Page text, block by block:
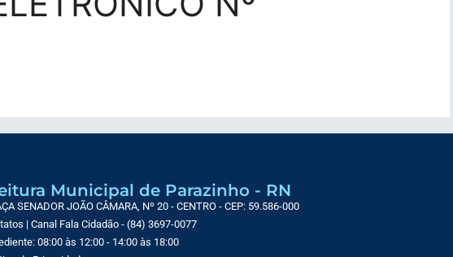
Municipal de Parazinho - RN
SENADOR JOÃO CÂMARA, Nº 20 - CENTRO - CEP: 59.586-000
| Canal Fala Cidadão - (84) 3697-0077
08:00 às 12:00 - 14:00 às 18:00